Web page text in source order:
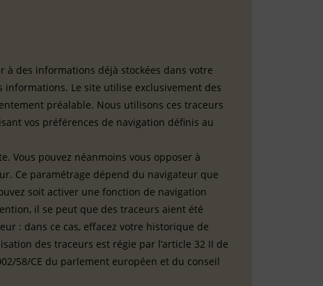
à des informations déjà stockées dans votre
Le site utilise exclusivement des
préalable. Nous utilisons ces traceurs
vos préférences de navigation définis au
Vous pouvez néanmoins vous opposer à
Ce paramétrage dépend du navigateur que
soit activer une fonction de navigation
il se peut que des traceurs aient été
: dans ce cas, effacez votre historique de
des traceurs est régie par l’article 32 II de
58/CE du parlement européen et du conseil